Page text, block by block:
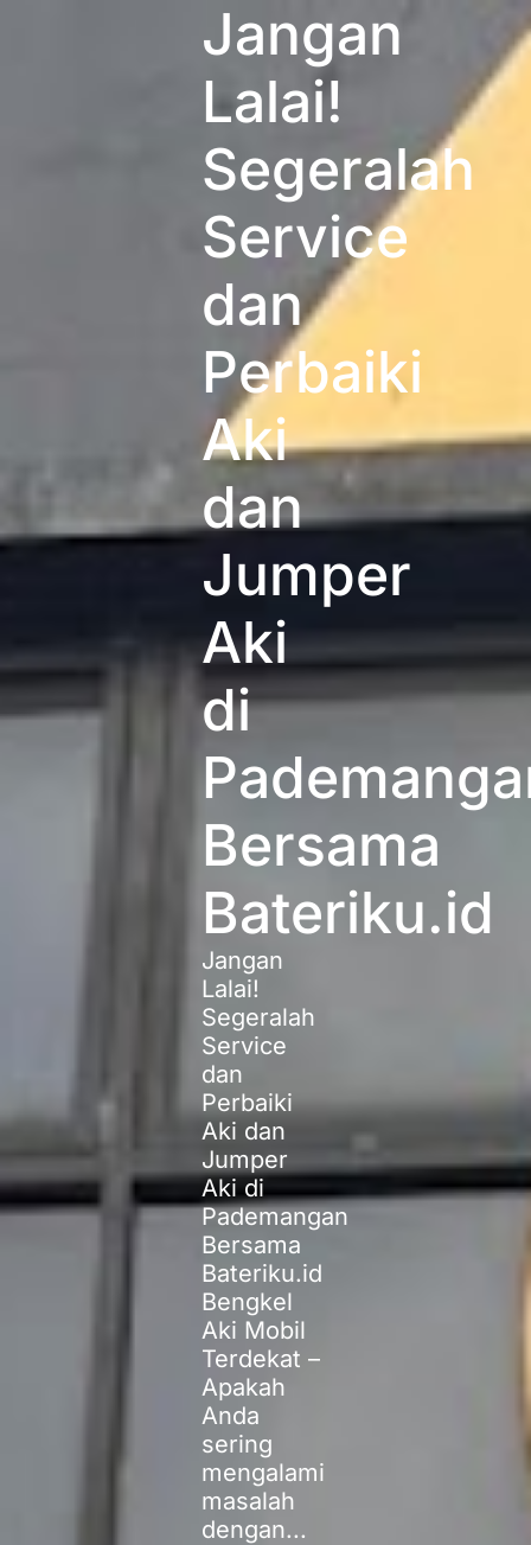
Jangan
Lalai!
Segeralah
Service
dan
Perbaiki
Aki
dan
Jumper
Aki
di
Bersama
Bateriku.id
Jangan
Lalai!
Segeralah
Service
dan
Perbaiki
Aki dan
Jumper
Aki di
Pademangan
Bersama
Bateriku.id
Bengkel
Aki Mobil
Terdekat –
Apakah
Anda
sering
mengalami
masalah
dengan...